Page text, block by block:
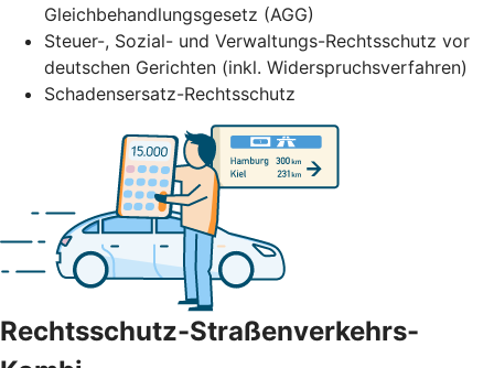
Gleichbehandlungsgesetz (AGG)
Steuer-, Sozial- und Verwaltungs-Rechtsschutz vor
deutschen Gerichten (inkl. Widerspruchsverfahren)
Schadensersatz-Rechtsschutz
Rechtsschutz-Straßenverkehrs-